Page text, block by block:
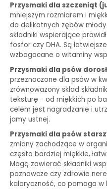
Przysmaki dla szczeniąt
mniejszym rozmiarem i
do delikatnych zębów
składniki wspierające
fosfor czy DHA. Są
wzbogacane o witaminy
Przysmaki dla psów
przeznaczone dla psów w
zrównoważony skład
teksturę - od miękkich po
celem jest nagradzanie i
jamy ustnej.
Przysmaki dla psów
zmiany zachodzące w
często bardziej miękkie,
Mogą zawierać składniki
poznawcze czy zdrowie
kaloryczność, co pomaga w